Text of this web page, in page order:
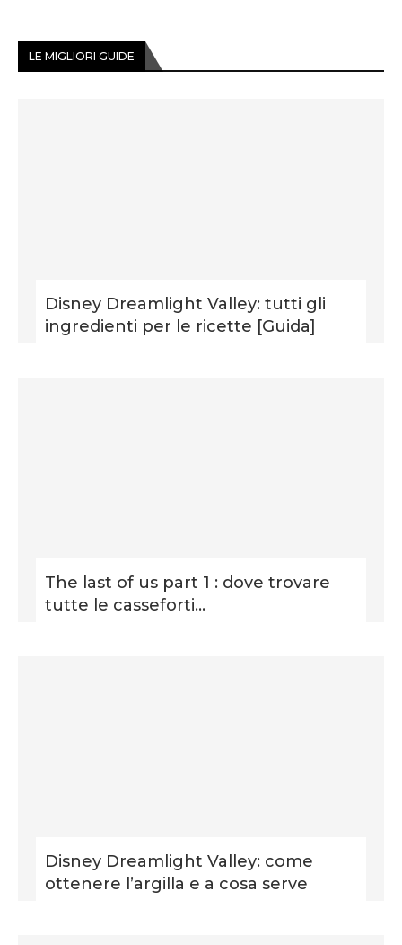
LE MIGLIORI GUIDE
Disney Dreamlight Valley: tutti gli
ingredienti per le ricette [Guida]
The last of us part 1 : dove trovare
tutte le casseforti...
Disney Dreamlight Valley: come
ottenere l’argilla e a cosa serve